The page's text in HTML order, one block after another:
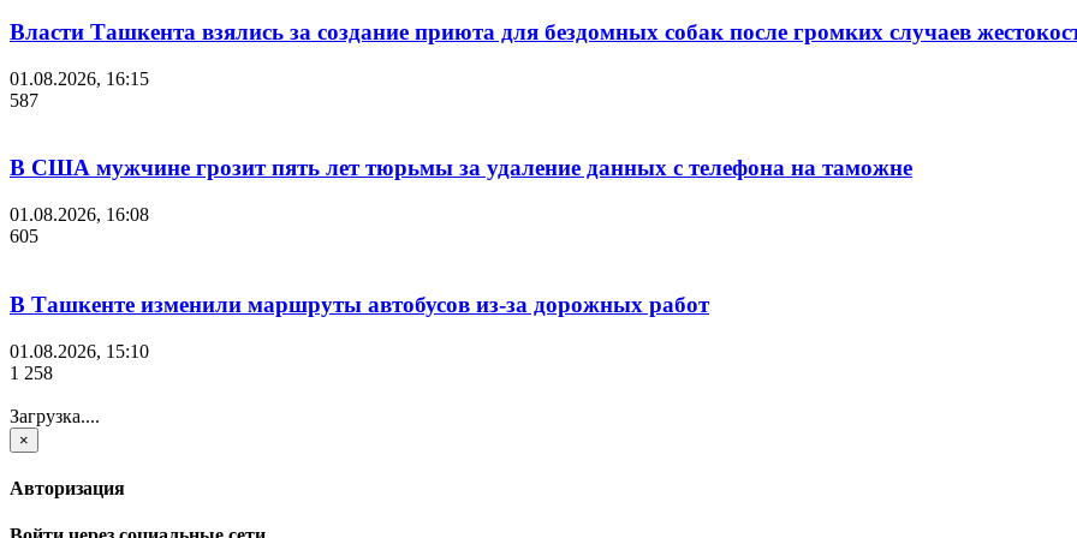
Власти Ташкента взялись за создание приюта для бездомных собак после громких случаев
01.08.2026, 16:15
587
В США мужчине грозит пять лет тюрьмы за удаление данных с телефона на таможне
01.08.2026, 16:08
605
В Ташкенте изменили маршруты автобусов из-за дорожных работ
01.08.2026, 15:10
1 258
Загрузка....
×
Авторизация